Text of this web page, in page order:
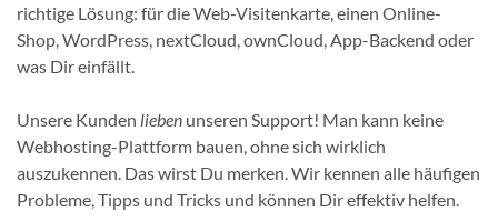
richtige Lösung: für die Web-Visitenkarte, einen Online-
Shop, WordPress, nextCloud, ownCloud, App-Backend oder
was Dir einfällt.
Unsere Kunden lieben unseren Support! Man kann keine
Webhosting-Plattform bauen, ohne sich wirklich
auszukennen. Das wirst Du merken. Wir kennen alle häufigen
Probleme, Tipps und Tricks und können Dir effektiv helfen.